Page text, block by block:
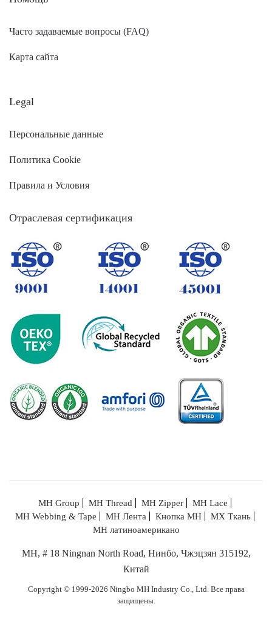
Часто задаваемые вопросы (FAQ)
Карта сайта
Legal
Персональные данные
Политика Cookie
Правила и Условия
Отраслевая сертификация
MH Group MH Thread MH Zipper
MH Lace
MH Webbing & Tape
MH Лента Кнопка MH
МХ Ткань
MH латиноамерикано
MH, # 18 Ningnan North Road, Нинбо, Чжэцзян 315192,
Китай
Copyright © 1999-2026 Ningbo MH Industry Co., Ltd. Все права
защищены.